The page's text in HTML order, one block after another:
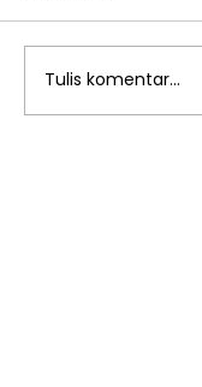
Tulis komentar...